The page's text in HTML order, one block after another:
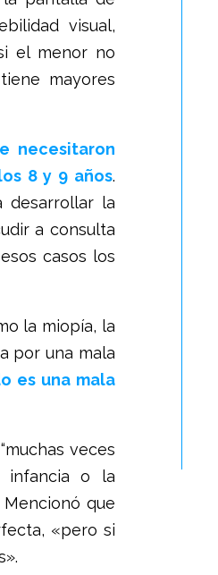
visual,
el menor no
mayores
necesitaron
8 y 9 años.
desarrollar la
a consulta
casos los
la miopía, la
por una mala
es una mala
veces
infancia o la
Mencionó que
«pero si